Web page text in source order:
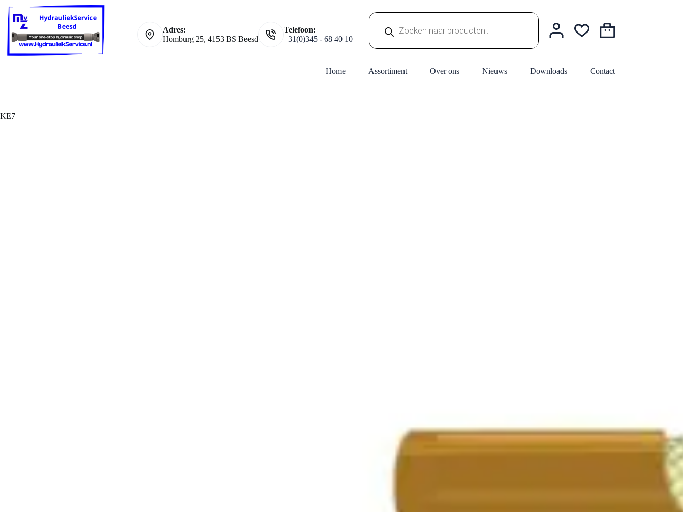
naar
inhoud
Adres:
Homburg 25, 4153 BS Beesd
Telefoon:
+31(0)345 - 68 40 10
zoeken
Winkelwagen
Home Assortiment Over ons Nieuws Downloads Contact
KE7